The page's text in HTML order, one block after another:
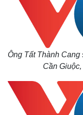
Ông Tất Thành
Cần